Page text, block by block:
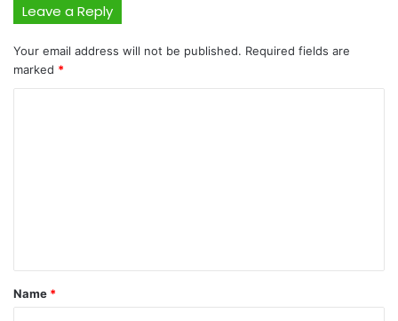
Leave a Reply
Your email address will not be published. Required fields are
marked *
*
Name *